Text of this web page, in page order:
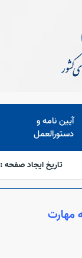
آیین نامه و
دستورالعمل
تاریخ ایجاد صفحه :
مهارت